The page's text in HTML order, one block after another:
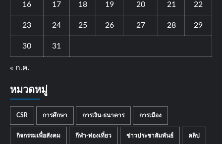
16 17 18 19 20 21 22
23 24 25 26 27 28 29
30 31
« ก.ค.
หมวดหมู่
CSR การศึกษา การเงิน-ธนาคาร การเมือง
กิจกรรมเพื่อสังคม กีฬา-ท่องเที่ยว ข่าวประชาสัมพันธ์ คลิป